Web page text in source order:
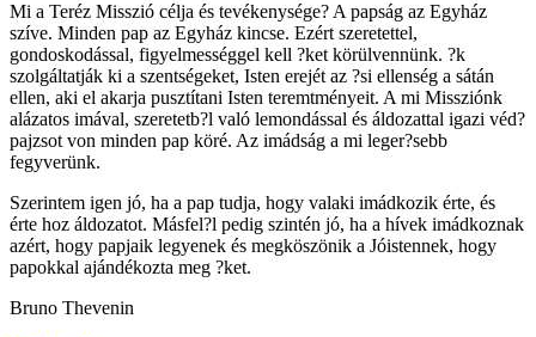
Mi a Teréz Misszió célja és tevékenysége? A papság az Egyház
szíve. Minden pap az Egyház kincse. Ezért szeretettel,
gondoskodással, figyelmességgel kell ?ket körülvennünk. ?k
szolgáltatják ki a szentségeket, Isten erejét az ?si ellenség a sátán
ellen, aki el akarja pusztítani Isten teremtményeit. A mi Missziónk
alázatos imával, szeretetb?l való lemondással és áldozattal igazi véd?
pajzsot von minden pap köré. Az imádság a mi leger?sebb
fegyverünk.
Szerintem igen jó, ha a pap tudja, hogy valaki imádkozik érte, és
érte hoz áldozatot. Másfel?l pedig szintén jó, ha a hívek imádkoznak
azért, hogy papjaik legyenek és megköszönik a Jóistennek, hogy
papokkal ajándékozta meg ?ket.
Bruno Thevenin